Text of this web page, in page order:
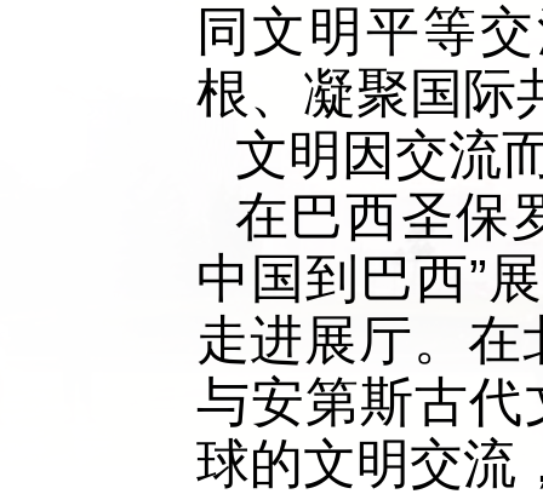
同文明平等
根、凝聚国际
文明因交流
在巴西圣保
中国到巴西”
走进展厅。
与安第斯古代
球的文明交流